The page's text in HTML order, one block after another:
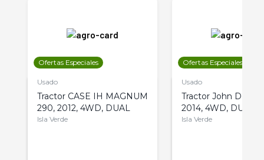
Ofertas Especiales
Usado
Tractor CASE IH MAGNUM
290, 2012, 4WD, DUAL
Isla Verde
Ofertas Especiales
Usado
Tractor John Deere
2014, 4WD, DUAL
Isla Verde